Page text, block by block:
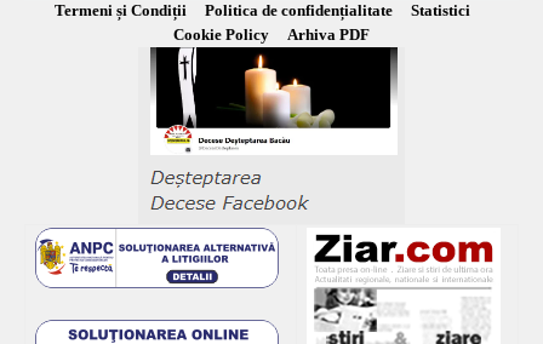
Termeni și Condiții Politica de confidențialitate
Statistici
Cookie Policy
Arhiva PDF